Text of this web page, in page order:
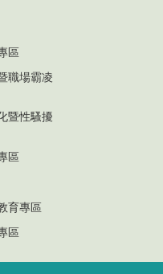
區
職場霸凌
暨性騷擾
區
育專區
區